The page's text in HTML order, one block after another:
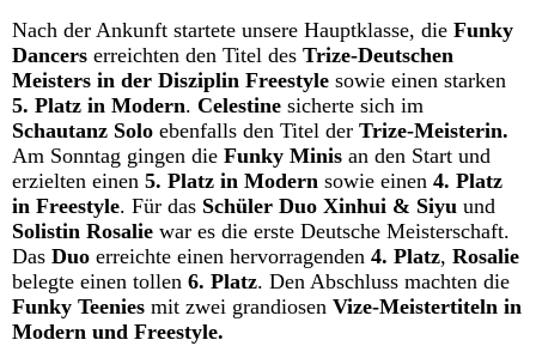
Nach der Ankunft startete unsere Hauptklasse, die Funky
Dancers erreichten den Titel des Trize-Deutschen
Meisters in der Disziplin Freestyle sowie einen starken
5. Platz in Modern. Celestine sicherte sich im
Schautanz Solo ebenfalls den Titel der Trize-Meisterin.
Am Sonntag gingen die Funky Minis an den Start und
erzielten einen 5. Platz in Modern sowie einen 4. Platz
in Freestyle. Für das Schüler Duo Xinhui & Siyu und
Solistin Rosalie war es die erste Deutsche Meisterschaft.
Das Duo erreichte einen hervorragenden 4. Platz, Rosalie
belegte einen tollen 6. Platz. Den Abschluss machten die
Funky Teenies mit zwei grandiosen Vize-Meistertiteln in
Modern und Freestyle.